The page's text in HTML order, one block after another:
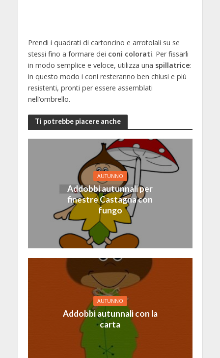
Prendi i quadrati di cartoncino e arrotolali su se
stessi fino a formare dei coni colorati. Per fissarli
in modo semplice e veloce, utilizza una spillatrice:
in questo modo i coni resteranno ben chiusi e più
resistenti, pronti per essere assemblati
nell’ombrello.
Ti potrebbe piacere anche
AUTUNNO
Addobbi autunnali per
finestre Castagna con
fungo
AUTUNNO
Addobbi autunnali con la
carta